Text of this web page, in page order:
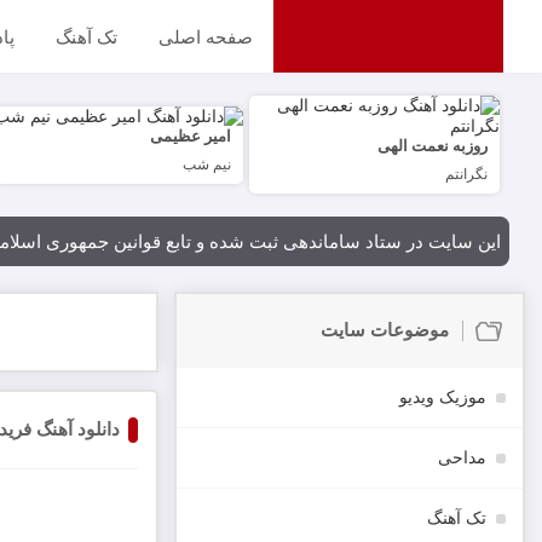
صفحه اصلی تک آهنگ
روزبه نعمت الهی
نگرانتم
امیر عظیمی
نیم شب
این سایت در ستاد ساماندهی ثبت شده و تابع قوانین جمهوری
دانلود آهنگ
موضوعات سایت
موزیک ویدیو
مداحی
تک آهنگ